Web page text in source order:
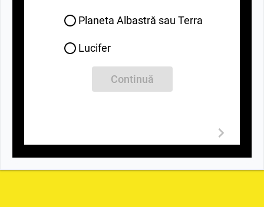
Planeta Albastră sau Terra
Lucifer
Continuă